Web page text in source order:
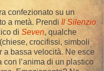
confezionato su un
a metà. Prendi Il Silenzio
di Seven, qualche
crocifissi, simboli
a bassa velocità. Ne esce
con l’anima di un plastico